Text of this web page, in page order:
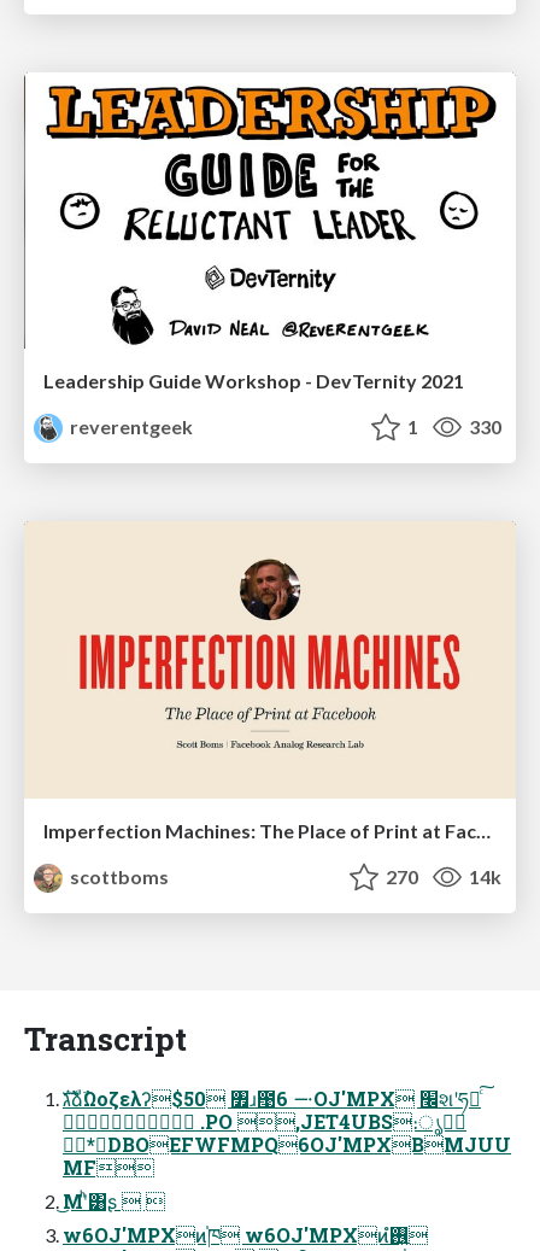
Leadership Guide Workshop - DevTernity 2021
reverentgeek
1 330
scottboms
270 14k
Transcript
גࣜձࣾΩοζελʔ$50 ৿ɹ఩࠸ 6OJ'MPX ׬શʹཧղͨ͠
 .PO ,JET4UBS։ൃ߹॓
*DBOEFWFMPQ6OJ'MPXBMJUU
MF
͜Μʹͪ͸ʂ  
w6OJ'MPXͷ֓ཁ w6OJ'MPXͷ࢖͍ํ